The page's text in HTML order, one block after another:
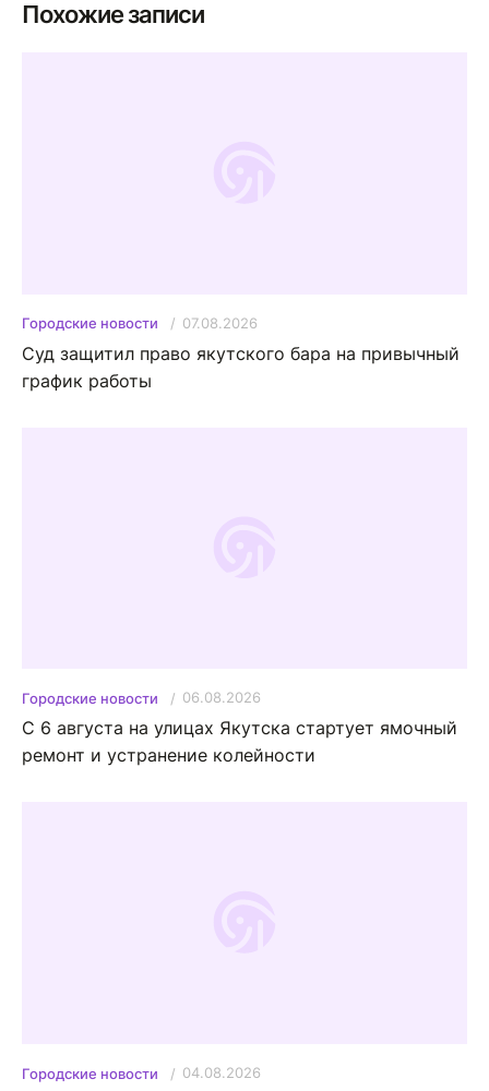
Похожие записи
Городские новости 07.08.2026
Суд защитил право якутского бара на привычный
график работы
Городские новости 06.08.2026
С 6 августа на улицах Якутска стартует ямочный
ремонт и устранение колейности
Городские новости 04.08.2026